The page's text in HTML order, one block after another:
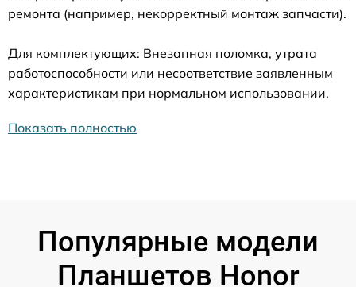
ремонта (например, некорректный монтаж запчасти).
Для комплектующих: Внезапная поломка, утрата
работоспособности или несоответствие заявленным
характеристикам при нормальном использовании.
Показать полностью
Популярные модели
Планшетов Honor